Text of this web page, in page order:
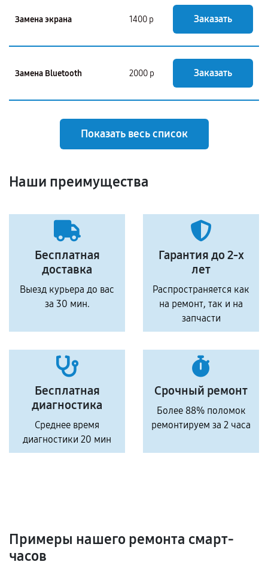
Замена экрана 1400 р Заказать
Замена Bluetooth 2000 р Заказать
Показать весь список
Наши преимущества
Бесплатная
доставка
Выезд курьера до вас
за 30 мин.
Гарантия до 2-х
лет
Распространяется как
на ремонт, так и на
запчасти
Бесплатная
диагностика
Среднее время
диагностики 20 мин
Срочный ремонт
Более 88% поломок
ремонтируем за 2 часа
Примеры нашего ремонта смарт-
часов